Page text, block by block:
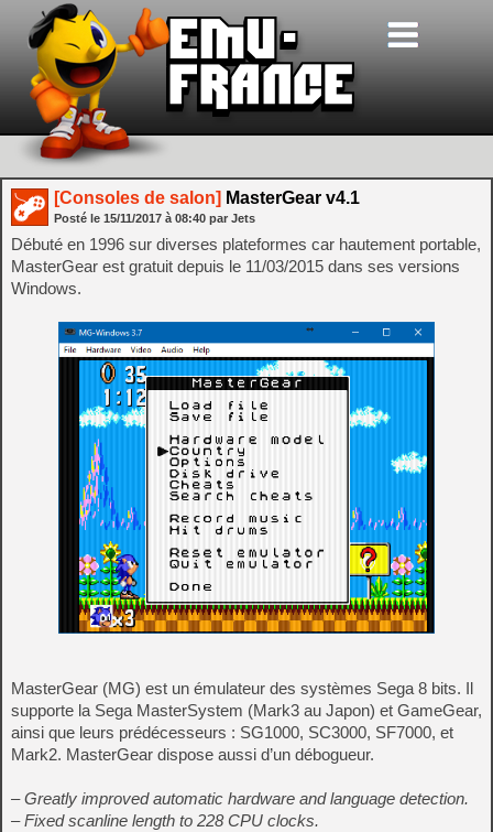
[Consoles de salon] MasterGear v4.1
Posté le 15/11/2017 à 08:40 par Jets
Débuté en 1996 sur diverses plateformes car hautement portable,
MasterGear est gratuit depuis le 11/03/2015 dans ses versions
Windows.
MasterGear (MG) est un émulateur des systèmes Sega 8 bits. Il
supporte la Sega MasterSystem (Mark3 au Japon) et GameGear,
ainsi que leurs prédécesseurs : SG1000, SC3000, SF7000, et
Mark2. MasterGear dispose aussi d’un débogueur.
– Greatly improved automatic hardware and language detection.
– Fixed scanline length to 228 CPU clocks.